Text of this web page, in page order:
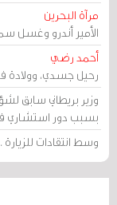
مرآة البحرين
الأمير أندرو وغسل
أحمد رضي
رحيل جسدي، وولادة
وزير بريطاني سابق
بسبب دور استشاري
وسط انتقادات